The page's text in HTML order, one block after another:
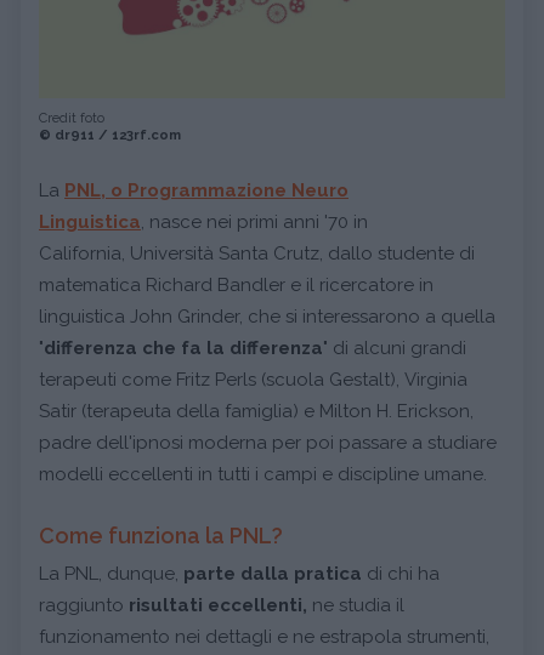
Credit foto
© dr911 / 123rf.com
La PNL, o Programmazione Neuro
Linguistica, nasce nei primi anni '70 in
California, Università Santa Crutz, dallo studente di
matematica Richard Bandler e il ricercatore in
linguistica John Grinder, che si interessarono a quella
"differenza che fa la differenza" di alcuni grandi
terapeuti come Fritz Perls (scuola Gestalt), Virginia
Satir (terapeuta della famiglia) e Milton H. Erickson,
padre dell'ipnosi moderna per poi passare a studiare
modelli eccellenti in tutti i campi e discipline umane.
Come funziona la PNL?
La PNL, dunque, parte dalla pratica di chi ha
raggiunto risultati eccellenti, ne studia il
funzionamento nei dettagli e ne estrapola strumenti,